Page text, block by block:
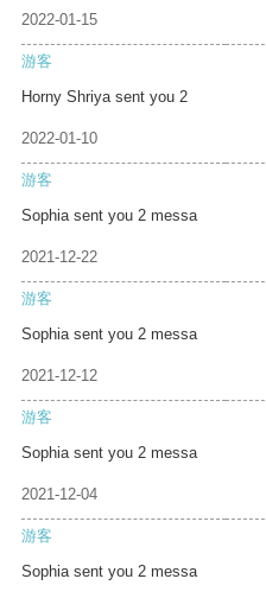
2022-01-15
游客
Horny Shriya sent you 2
2022-01-10
游客
Sophia sent you 2 messa
2021-12-22
游客
Sophia sent you 2 messa
2021-12-12
游客
Sophia sent you 2 messa
2021-12-04
游客
Sophia sent you 2 messa